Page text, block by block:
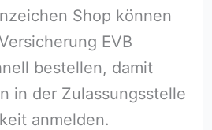
Shop können
EVB
bestellen, damit
in der Zulassungsstelle
anmelden.